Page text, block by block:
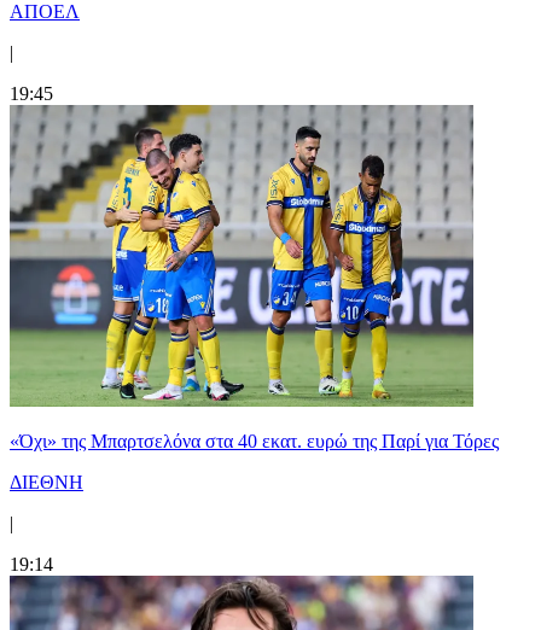
ΑΠΟΕΛ
|
19:45
«Όχι» της Μπαρτσελόνα στα 40 εκατ. ευρώ της Παρί για Τόρες
ΔΙΕΘΝΗ
|
19:14